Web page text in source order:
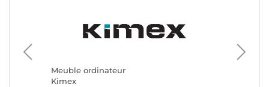
Meuble ordinateur
Kimex
REKT